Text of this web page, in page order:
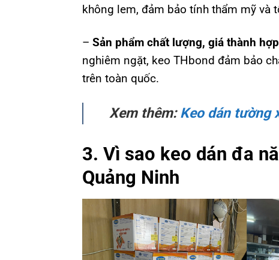
không lem, đảm bảo tính thẩm mỹ và
– Sản phẩm chất lượng, giá thành
nghiêm ngặt, keo THbond đảm bảo
trên toàn quốc.
Xem thêm:Keo dán tường
3. Vì sao keo dán đa
Quảng Ninh